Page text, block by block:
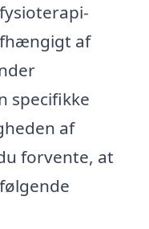
af
specifikke
af
forvente, at